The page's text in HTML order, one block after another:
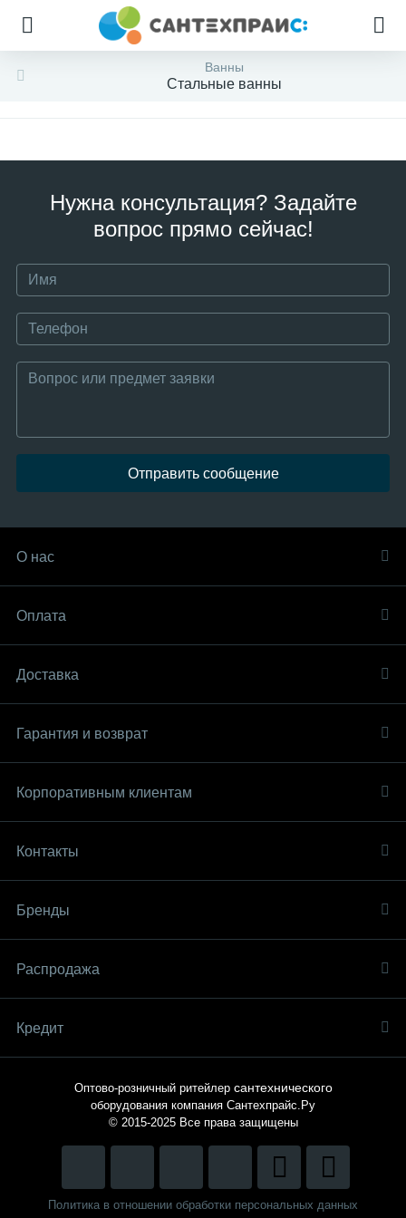
Ванны
Стальные ванны
Нужна консультация? Задайте
вопрос прямо сейчас!
Отправить сообщение
О нас
Оплата
Доставка
Гарантия и возврат
Корпоративным клиентам
Контакты
Бренды
Распродaжа
Кредит
Оптово-розничный ритейлер сантехнического
оборудования компания Сантехпрайс.Ру
© 2015-2025 Все права защищены
Политика в отношении обработки персональных данных